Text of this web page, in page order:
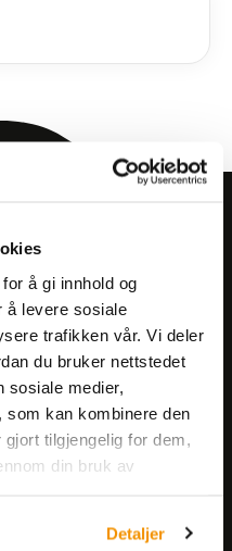
å gi innhold og
å levere sosiale
trafikken vår. Vi deler
du bruker nettstedet
sosiale medier,
som kan kombinere den
tilgjengelig for dem,
din bruk av
Detaljer